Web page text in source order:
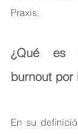
Praxis.
¿Qué
burnout por
En su